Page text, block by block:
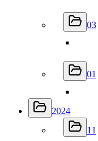
03
01
2024
11